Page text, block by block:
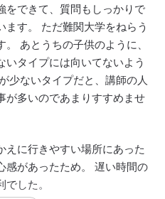
、どの教科に重点を置いたら
科を話し合って決めていきま
宅地もあり安全な環境で
をできて、質問もしっかりで
す。 ただ難関大学をねらう
あとうちの子供のように、
タイプには向いてないよう
少ないタイプだと、講師の人
が多いのであまりすすめませ
に行きやすい場所にあった
感があったため。 遅い時間の
した。